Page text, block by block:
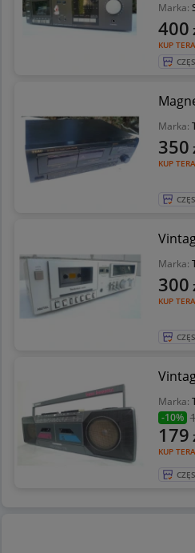
Marka:
KUP
400
Marka:
KUP
350
Marka:
KUP
300
Marka:
-10%
KUP
179